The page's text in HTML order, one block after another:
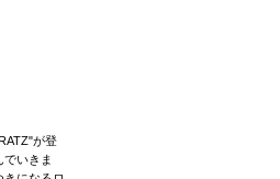
が登
いきま